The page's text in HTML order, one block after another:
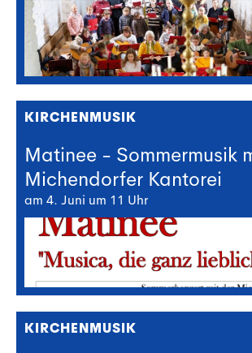
KIRCHENMUSIK
Matinee - Sommermusik
Michendorfer Kantorei
am 4. Juni um 11 Uhr
KIRCHENMUSIK